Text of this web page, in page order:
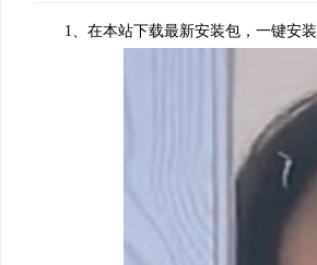
1、在本站下载最新安装包，一键安装